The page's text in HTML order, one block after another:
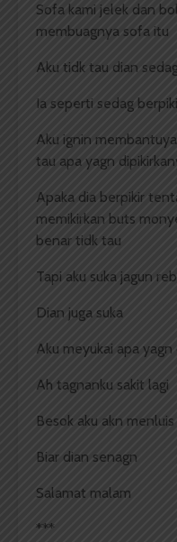
Sofa kami jelek dan
membuagnya sofa itu
Aku tidk tau dian
Ia seperti sedag
Aku ignin
tau apa yagn
Apaka dia berpikir
memikirkan buts
benar tidk tau
Tapi aku suka jagun
Dian juga suka
Aku meyukai apa yagn
Ah tagnanku sakit lagi
Besok aku akn
Biar dian senagn
Salamat malam
***